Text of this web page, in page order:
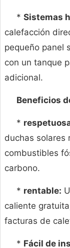
* Sistemas
calefacción
pequeño panel
con un tanque
adicional.
Beneficios
*
duchas solares
combustibles
carbono.
* rentable:
caliente
facturas de
* Fácil de